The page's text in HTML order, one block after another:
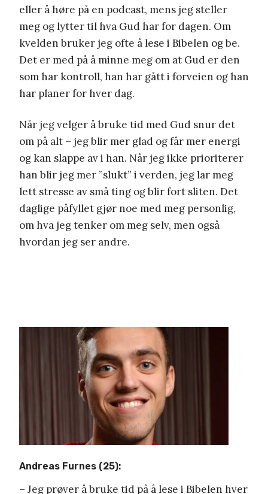
eller å høre på en podcast, mens jeg steller
meg og lytter til hva Gud har for dagen. Om
kvelden bruker jeg ofte å lese i Bibelen og be.
Det er med på å minne meg om at Gud er den
som har kontroll, han har gått i forveien og han
har planer for hver dag.
Når jeg velger å bruke tid med Gud snur det
om på alt – jeg blir mer glad og får mer energi
og kan slappe av i han. Når jeg ikke prioriterer
han blir jeg mer ”slukt” i verden, jeg lar meg
lett stresse av små ting og blir fort sliten. Det
daglige påfyllet gjør noe med meg personlig,
om hva jeg tenker om meg selv, men også
hvordan jeg ser andre.
Andreas Furnes (25):
– Jeg prøver å bruke tid på å lese i Bibelen hver